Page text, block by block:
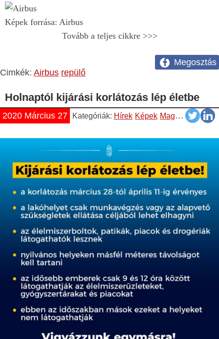
Képek forrása: Airbus
Tovább a teljes cikkre >>>
Megosztás
Cimkék: Airbus repülő
Holnaptól kijárási korlátozás lép életbe
2020 Március 27 Kategóriák: Hírek Képek Magyar